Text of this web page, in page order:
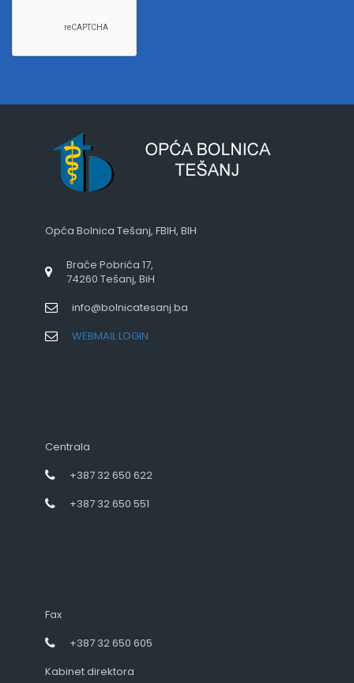
Opća Bolnica Tešanj, FBIH, BIH
Braće Pobrića 17,
74260 Tešanj, BiH
info@bolnicatesanj.ba
WEBMAIL LOGIN
Centrala
+387 32 650 622
+387 32 650 551
Fax
+387 32 650 605
Kabinet direktora